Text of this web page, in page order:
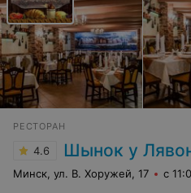
РЕСТОРАН
4.6 Шынок у
Минск, ул. В. Хоружей, 17 с